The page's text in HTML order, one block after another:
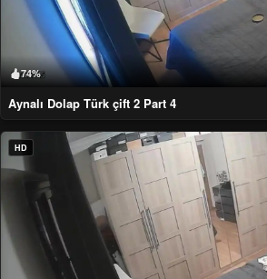
74%
Aynalı Dolap Türk çift 2 Part 4
HD